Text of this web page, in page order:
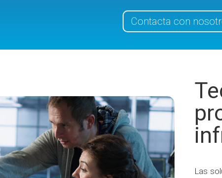
Contacta con
Las